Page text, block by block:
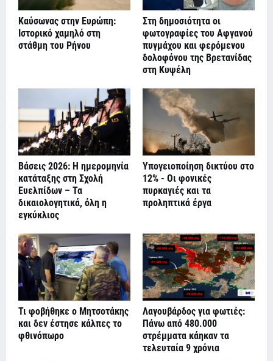
Καύσωνας στην Ευρώπη:
Ιστορικό χαμηλό στη
στάθμη του Ρήνου
Στη δημοσιότητα οι
φωτογραφίες του Αφγανού
πυγμάχου και φερόμενου
δολοφόνου της Βρετανίδας
στη Κυψέλη
Βάσεις 2026: Η ημερομηνία
κατάταξης στη Σχολή
Ευελπίδων – Τα
δικαιολογητικά, όλη η
εγκύκλιος
Υπογειοποίηση δικτύου στο
12% - Οι φονικές
πυρκαγιές και τα
προληπτικά έργα
Τι φοβήθηκε ο Μητσοτάκης
και δεν έστησε κάλπες το
φθινόπωρο
Λαγουβάρδος για φωτιές:
Πάνω από 480.000
στρέμματα κάηκαν τα
τελευταία 9 χρόνια